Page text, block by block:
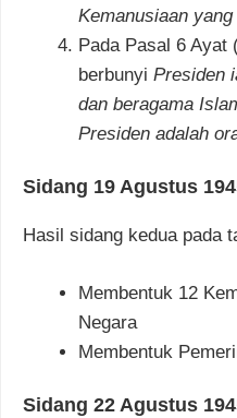
Kemanusiaan
Pada Pasal 6 Ayat
berbunyi Presiden
dan beragama
Presiden adalah
Sidang 19 Agustus
Hasil sidang kedua pada
Membentuk 12
Negara
Membentuk
Sidang 22 Agustus